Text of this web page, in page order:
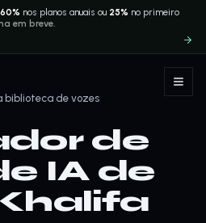
60% nos planos anuais ou 25% no primeiro
em breve.
biblioteca de vozes
de
IA de